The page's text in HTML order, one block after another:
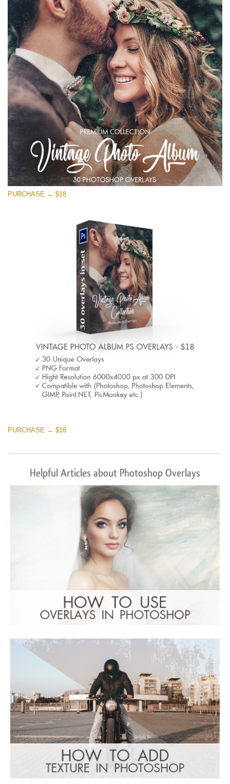
Large 6000*4000px
Entire Collection
(1783 Overlays)
Large 6000*4000px
Free download
PURCHASE → $18
PURCHASE → $18
Helpful Articles about Photoshop Overlays